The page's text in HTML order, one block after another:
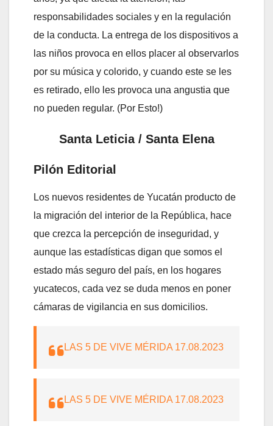
responsabilidades sociales y en la regulación
de la conducta. La entrega de los dispositivos a
las niños provoca en ellos placer al observarlos
por su música y colorido, y cuando este se les
es retirado, ello les provoca una angustia que
no pueden regular. (Por Esto!)
Santa Leticia / Santa Elena
Pilón Editorial
Los nuevos residentes de Yucatán producto de
la migración del interior de la República, hace
que crezca la percepción de inseguridad, y
aunque las estadísticas digan que somos el
estado más seguro del país, en los hogares
yucatecos, cada vez se duda menos en poner
cámaras de vigilancia en sus domicilios.
LAS 5 DE VIVE MÉRIDA 17.08.2023
LAS 5 DE VIVE MÉRIDA 17.08.2023